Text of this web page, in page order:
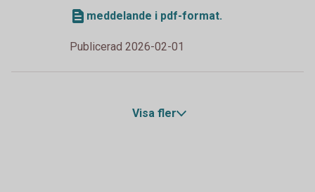
meddelande i pdf-format.
Publicerad 2026-02-01
Visa fler